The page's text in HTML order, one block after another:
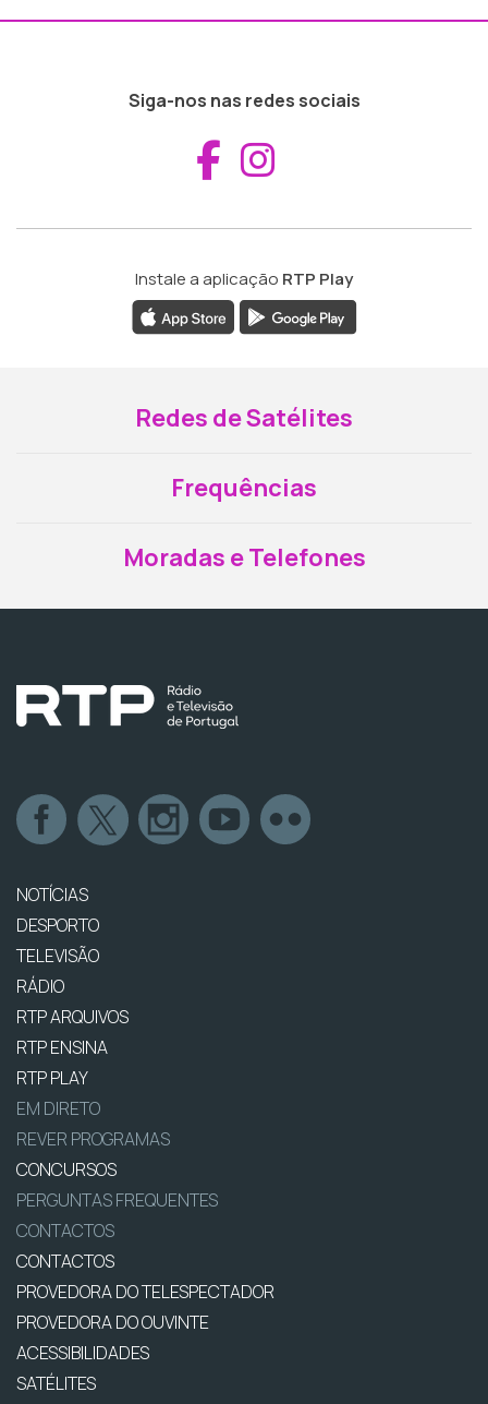
Siga-nos nas redes sociais
Aceder ao
Instale a aplicação RTP Play
Redes de Satélites
Frequências
Moradas e Telefones
NOTÍCIAS
DESPORTO
TELEVISÃO
RÁDIO
RTP ARQUIVOS
RTP ENSINA
RTP PLAY
EM DIRETO
REVER PROGRAMAS
CONCURSOS
PERGUNTAS FREQUENTES
CONTACTOS
CONTACTOS
PROVEDORA DO TELESPECTADOR
PROVEDORA DO OUVINTE
ACESSIBILIDADES
SATÉLITES